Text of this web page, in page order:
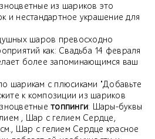
из шариков это
и нестандартное украшение для
шаров превосходно
как: Свадьба 14 февраля
более запоминающимся ваш
шарикам с плюсиками "Добавьте
к композиции из шариков
топпинги: Шары-буквы
, Шар с гелием Сердце,
Шар с гелием Сердце красное